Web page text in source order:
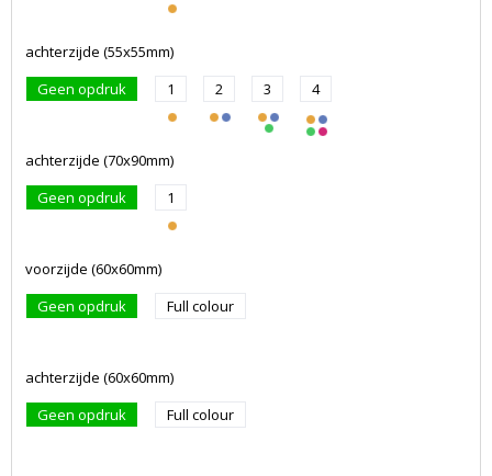
achterzijde (55x55mm)
Geen opdruk
1 2 3 4
achterzijde (70x90mm)
Geen opdruk
1
voorzijde (60x60mm)
Geen opdruk
Full colour
achterzijde (60x60mm)
Geen opdruk
Full colour